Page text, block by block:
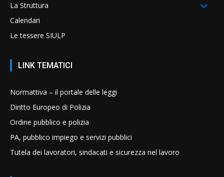
La Struttura
Calendari
Le tessere SIULP
LINK TEMATICI
Normattiva – il portale delle leggi
Diritto Europeo di Polizia
Ordine pubblico e polizia
PA, pubblico impiego e servizi pubblici
Tutela dei lavoratori, sindacati e sicurezza nel lavoro